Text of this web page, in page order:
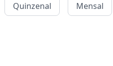
Quinzenal
Mensal